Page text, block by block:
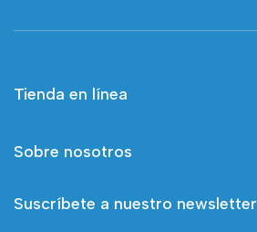
Tienda en línea
Sobre nosotros
Suscríbete a nuestro newsletter